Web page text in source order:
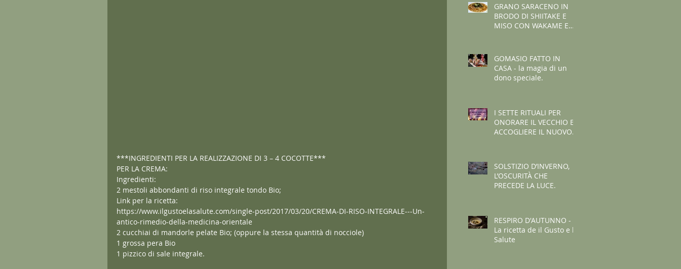
***INGREDIENTI PER LA REALIZZAZIONE DI 3 – 4 COCOTTE***
PER LA CREMA:
Ingredienti:
2 mestoli abbondanti di riso integrale tondo Bio;
Link per la ricetta:
https://www.ilgustoelasalute.com/single-post/2017/03/20/CREMA-DI-RISO-INTEGRALE---Un-
antico-rimedio-della-medicina-orientale
2 cucchiai di mandorle pelate Bio; (oppure la stessa quantità di nocciole)
1 grossa pera Bio
1 pizzico di sale integrale.
GRANO SARACENO IN
BRODO DI SHIITAKE E
MISO CON WAKAME E
GOMASIO FATTO IN
CASA - la magia di un
dono speciale.
I SETTE RITUALI PER
ONORARE IL VECCHIO E
ACCOGLIERE IL NUOVO -
SOLSTIZIO D’INVERNO,
L’OSCURITÀ CHE
PRECEDE LA LUCE.
RESPIRO D'AUTUNNO -
La ricetta de il Gusto e la
Salute